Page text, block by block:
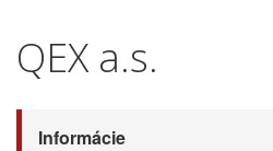
QEX a.s.
Informácie